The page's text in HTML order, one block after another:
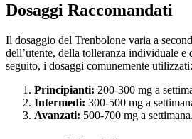
Dosaggi Raccomandati
Il dosaggio del Trenbolone varia a
dell’utente, della tolleranza individuale
seguito, i dosaggi comunemente utilizzati:
Principianti: 200-300 mg a
Intermedi: 300-500 mg a
Avanzati: 500-700 mg a settimana.